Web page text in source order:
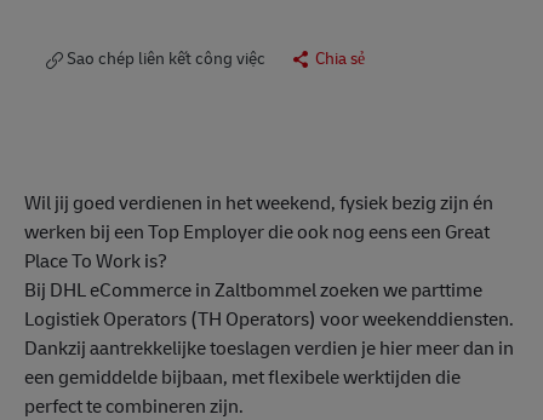
Sao chép liên kết công việc Chia sẻ
Wil jij goed verdienen in het weekend, fysiek bezig zijn én
werken bij een Top Employer die ook nog eens een Great
Place To Work is?
Bij DHL eCommerce in Zaltbommel zoeken we parttime
Logistiek Operators (TH Operators) voor weekenddiensten.
Dankzij aantrekkelijke toeslagen verdien je hier meer dan in
een gemiddelde bijbaan, met flexibele werktijden die
perfect te combineren zijn.